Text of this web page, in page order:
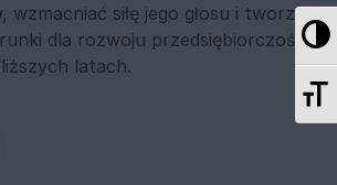
wzmacniać siłę jego głosu i tworzyć
dla rozwoju przedsiębiorczości
latach.